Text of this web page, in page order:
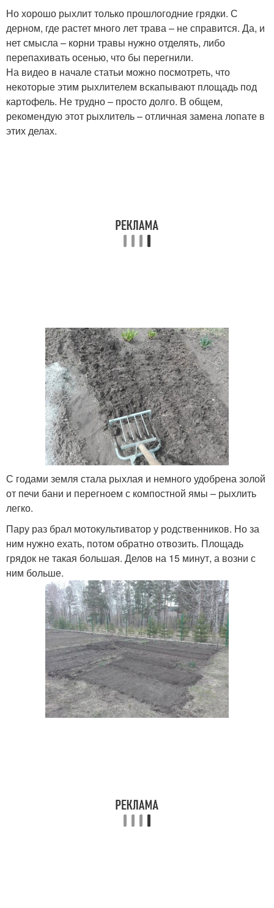
Но хорошо рыхлит только прошлогодние грядки. С
дерном, где растет много лет трава – не справится. Да, и
нет смысла – корни травы нужно отделять, либо
перепахивать осенью, что бы перегнили.
На видео в начале статьи можно посмотреть, что
некоторые этим рыхлителем вскапывают площадь под
картофель. Не трудно – просто долго. В общем,
рекомендую этот рыхлитель – отличная замена лопате в
этих делах.
С годами земля стала рыхлая и немного удобрена золой
от печи бани и перегноем с компостной ямы – рыхлить
легко.
Пару раз брал мотокультиватор у родственников. Но за
ним нужно ехать, потом обратно отвозить. Площадь
грядок не такая большая. Делов на 15 минут, а возни с
ним больше.